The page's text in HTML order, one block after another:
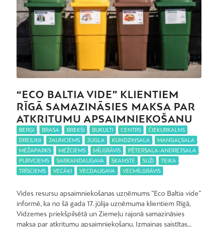
“ECO BALTIA VIDE” KLIENTIEM
RĪGĀ SAMAZINĀSIES MAKSA PAR
ATKRITUMU APSAIMNIEKOŠANU
BERĢI BRASA BREKŠI BUKULTI CENTRS ČIEKURKALNS
DREILIŅI
JAUNCIEMS JUGLA KUNDZIŅSALA MANGAĻSALA
MEŽAPARKS
MEŽCIEMS MĪLGRĀVIS PĒTERSALA-ANDREJSALA
PURVCIEMS
SARKANDAUGAVA SKANSTE SUŽI TEIKA
TRĪSCIEMS
VECĀĶI VECDAUGAVA VECMĪLGRĀVIS
Vides resursu apsaimniekošanas uzņēmums “Eco Baltia vide”
informē, ka no šā gada 17. jūlija uzņēmuma klientiem Rīgā,
Vidzemes priekšpilsētā un Ziemeļu rajonā samazināsies
maksa par atkritumu apsaimniekošanu. Izmaiņas saistītas…